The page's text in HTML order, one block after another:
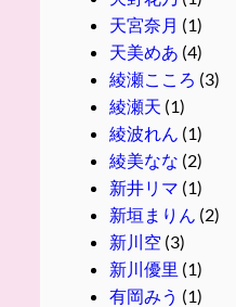
天宮奈月 (1)
天美めあ (4)
綾瀬こころ (3)
綾瀬天 (1)
綾波れん (1)
綾美なな (2)
新井リマ (1)
新垣まりん (2)
新川空 (3)
新川優里 (1)
有岡みう (1)